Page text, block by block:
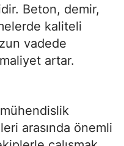
Beton, demir,
kaliteli
vadede
artar.
arasında önemli